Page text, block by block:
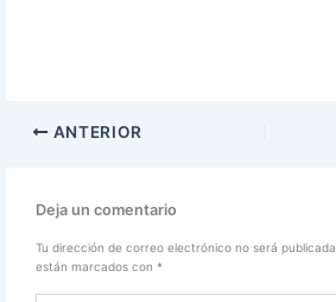
ANTERIOR
Deja un comentario
Tu dirección de correo electrónico no será publicada.
están marcados con*